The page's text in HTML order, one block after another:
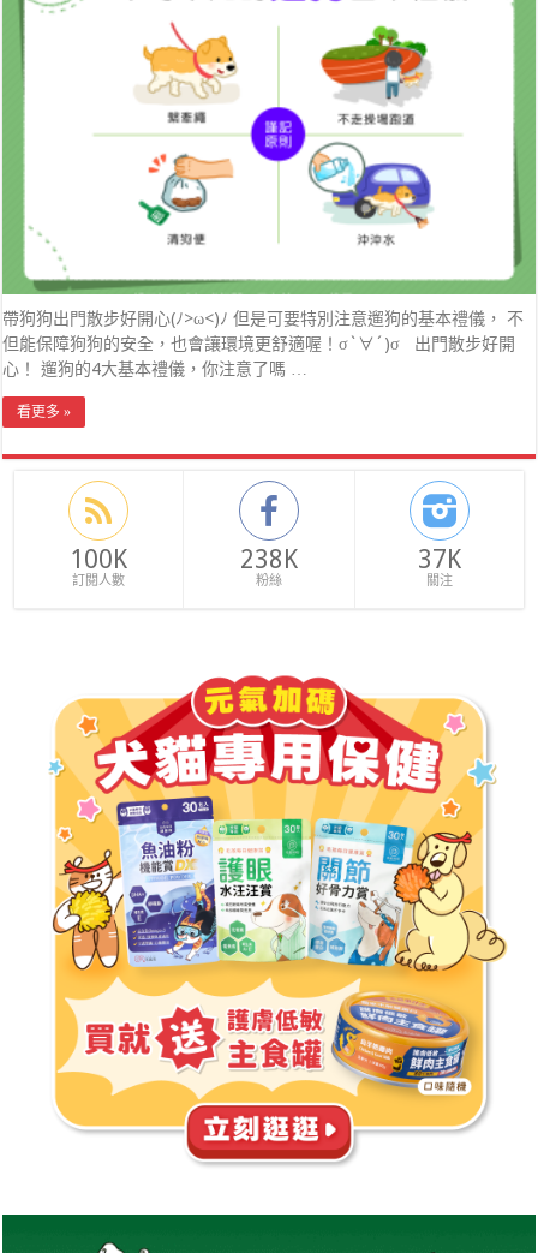
帶狗狗出門散步好開心(ﾉ>ω<)ﾉ 但是可要特別注意遛狗的基本禮儀， 不
但能保障狗狗的安全，也會讓環境更舒適喔！σ`∀´)σ 出門散步好開
心！ 遛狗的4大基本禮儀，你注意了嗎 …
看更多 »
100K
訂閱人數
238K
粉絲
37K
關注